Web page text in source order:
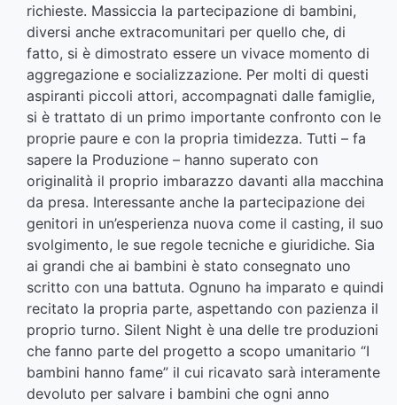
richieste. Massiccia la partecipazione di bambini,
diversi anche extracomunitari per quello che, di
fatto, si è dimostrato essere un vivace momento di
aggregazione e socializzazione. Per molti di questi
aspiranti piccoli attori, accompagnati dalle famiglie,
si è trattato di un primo importante confronto con le
proprie paure e con la propria timidezza. Tutti – fa
sapere la Produzione – hanno superato con
originalità il proprio imbarazzo davanti alla macchina
da presa. Interessante anche la partecipazione dei
genitori in un’esperienza nuova come il casting, il suo
svolgimento, le sue regole tecniche e giuridiche. Sia
ai grandi che ai bambini è stato consegnato uno
scritto con una battuta. Ognuno ha imparato e quindi
recitato la propria parte, aspettando con pazienza il
proprio turno. Silent Night è una delle tre produzioni
che fanno parte del progetto a scopo umanitario “I
bambini hanno fame” il cui ricavato sarà interamente
devoluto per salvare i bambini che ogni anno